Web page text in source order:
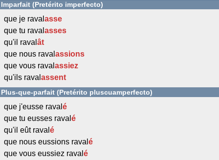
Imparfait (Pretérito imperfecto)
que je raval asse
que tu raval asses
qu'il raval ât
que nous raval assions
que vous raval assiez
qu'ils raval assent
Plus-que-parfait (Pretérito pluscuamperfecto)
que j'eusse raval é
que tu eusses raval é
qu'il eût raval é
que nous eussions raval é
que vous eussiez raval é